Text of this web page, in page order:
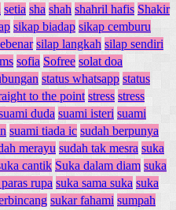
setia sha shah shahril hafis Shakir
sikap biadap sikap cemburu
silap langkah silap sendiri
sofia Sofree solat doa
status whatsapp status
to the point stress stress
duda suami isteri suami
suami tiada ic sudah berpunya
merayu sudah tak mesra suka
cantik Suka dalam diam suka
rupa suka sama suka suka
sukar fahami sumpah